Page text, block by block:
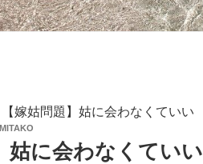
【嫁姑問題】姑に会わなくていい
姑に会わなくていい